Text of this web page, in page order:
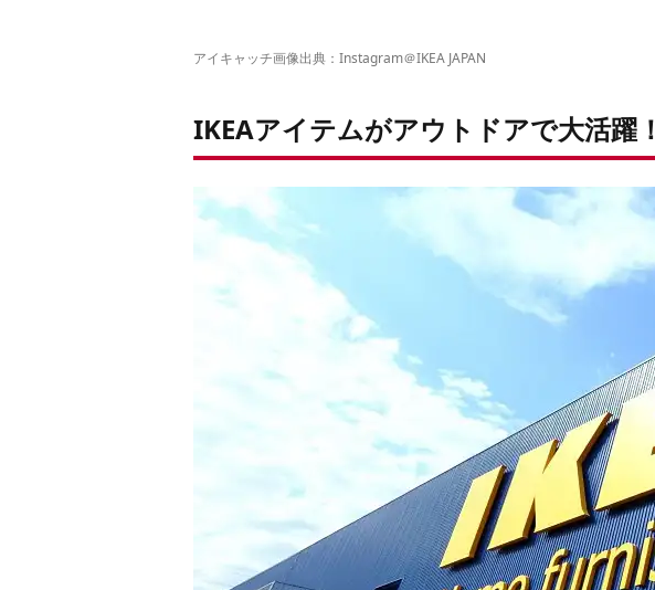
アイキャッチ画像出典：Instagram＠IKEA JAPAN
IKEAアイテムがアウトドアで大活躍！